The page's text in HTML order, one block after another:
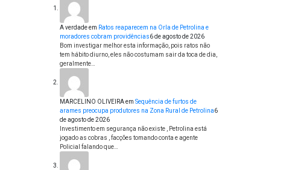
A verdadeem Ratos reaparecem na Orla de Petrolina e
moradores cobram providências6 de agosto de 2026
Bom investigar melhor esta informação, pois ratos não
tem hábito diurno, eles não costumam sair da toca de dia,
geralmente…
MARCELINO OLIVEIRAem Sequência de furtos de
arames preocupa produtores na Zona Rural de Petrolina6
de agosto de 2026
Investimento em segurança não existe , Petrolina está
jogado as cobras , facções tomando conta e agente
Policial falando que…